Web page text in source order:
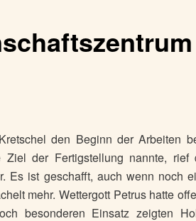
den Beginn der Arbeiten
der Fertigstellung nannte, rief
Es ist geschafft, auch wenn noch
mehr. Wettergott Petrus hatte
besonderen Einsatz zeigten